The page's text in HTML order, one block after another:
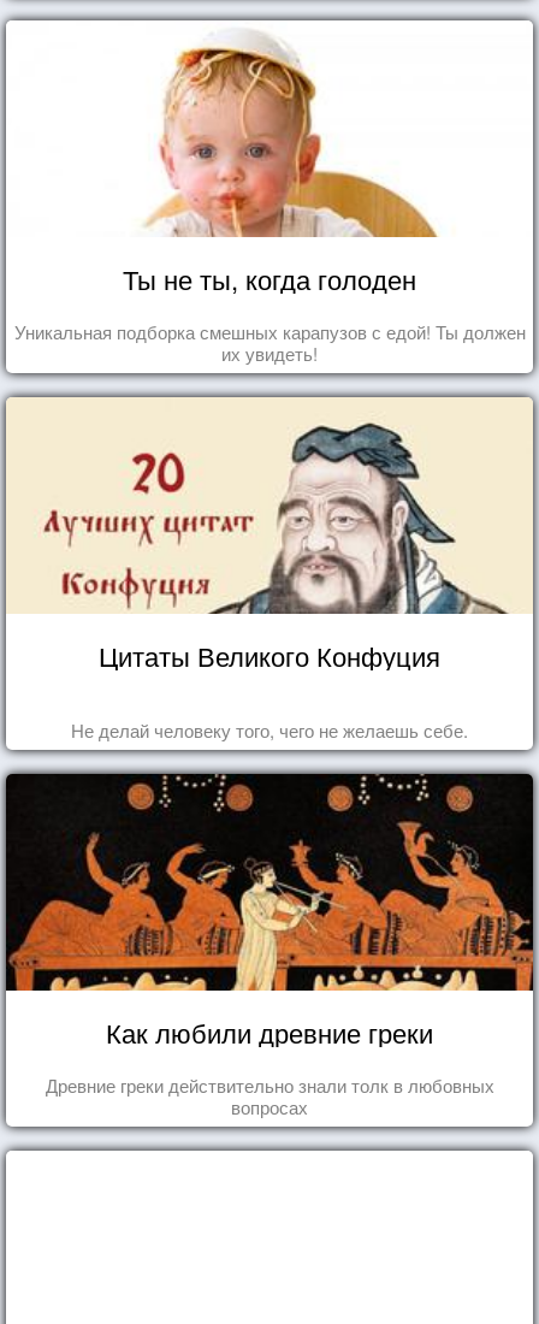
Ты не ты, когда голоден
Уникальная подборка смешных карапузов с едой! Ты должен
их увидеть!
Цитаты Великого Конфуция
Не делай человеку того, чего не желаешь себе.
Как любили древние греки
Древние греки действительно знали толк в любовных
вопросах